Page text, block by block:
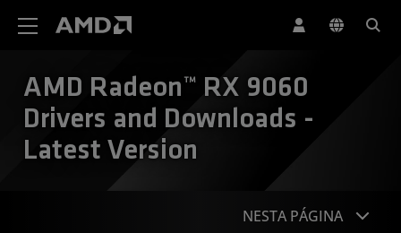
AMD Radeon™ RX 9060
Drivers and Downloads -
Latest Version
NESTA PÁGINA